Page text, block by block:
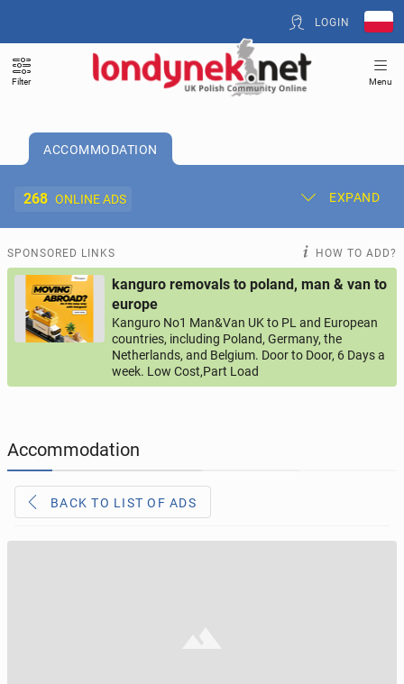
LOGIN
Filter Menu
ACCOMMODATION
268 ONLINE ADS EXPAND
Post New Ad My Ads
Offer and Adverts Price
ACCOMMODATION 268online ads
JOBSEEKERS
BUSINESS
AUTOMOTIVE 10online ads
SPONSORED LINKS HOW TO ADD?
kanguro removals to poland, man & van to
europe
Kanguro No1 Man&Van UK to PL and European
countries, including Poland, Germany, the
Netherlands, and Belgium. Door to Door, 6 Days a
week. Low Cost,Part Load
Accommodation
BACK TO LIST OF ADS